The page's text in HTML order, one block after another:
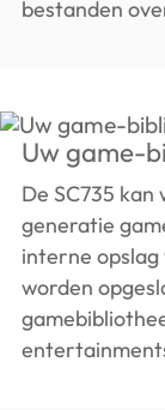
bestanden
Uw game-
De SC735
generatie
interne opslag
worden